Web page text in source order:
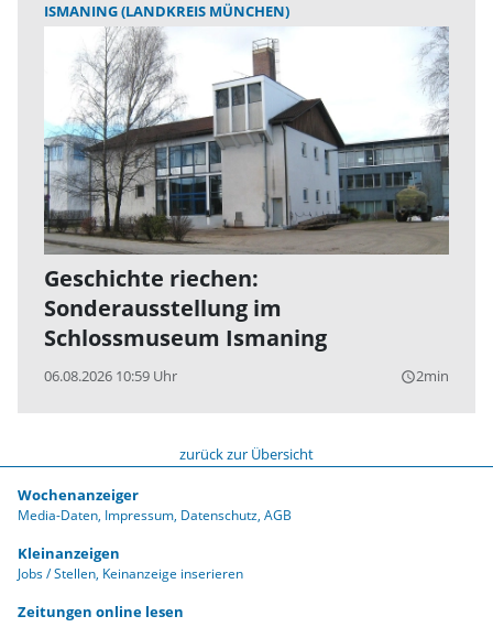
ISMANING (LANDKREIS MÜNCHEN)
Geschichte riechen:
Sonderausstellung im
Schlossmuseum Ismaning
06.08.2026 10:59 Uhr query_builder2min
zurück zur Übersicht
Wochenanzeiger
Media-Daten Impressum Datenschutz AGB
Kleinanzeigen
Jobs / Stellen Keinanzeige inserieren
Zeitungen online lesen